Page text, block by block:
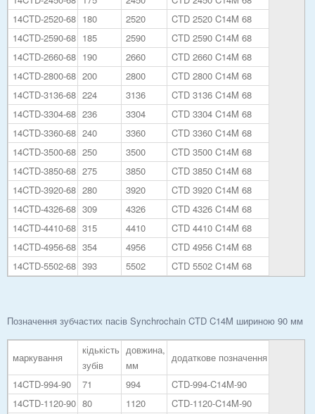
14CTD-2520-68 180 2520
CTD 2520 C14M 68
14CTD-2590-68 185 2590
CTD 2590 C14M 68
14CTD-2660-68 190 2660
CTD 2660 C14M 68
14CTD-2800-68 200 2800
CTD 2800 C14M 68
14CTD-3136-68 224 3136
CTD 3136 C14M 68
14CTD-3304-68 236 3304
CTD 3304 C14M 68
14CTD-3360-68 240 3360
CTD 3360 C14M 68
14CTD-3500-68 250 3500
CTD 3500 C14M 68
14CTD-3850-68 275 3850
CTD 3850 C14M 68
14CTD-3920-68 280 3920
CTD 3920 C14M 68
14CTD-4326-68 309 4326
CTD 4326 C14M 68
14CTD-4410-68 315 4410
CTD 4410 C14M 68
14CTD-4956-68 354 4956
CTD 4956 C14M 68
14CTD-5502-68 393 5502 CTD 5502 C14M 68
Позначення зубчастих пасів Synchrochain CTD C14M шириною 90 мм
маркування
кідькість
зубів
довжина,
мм
додаткове позначення
14CTD-994-90
71 994
CTD-994-C14M-90
14CTD-1120-90 80 1120
CTD-1120-C14M-90